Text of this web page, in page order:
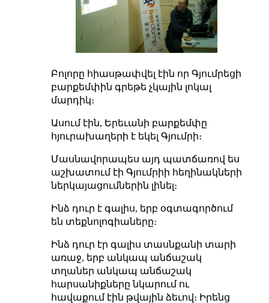
Բոլորը հիասթափվել էին որ Գյումրեցի
բարքեմփին գրեթե չկային լոկալ
մարդիկ։
Ասում էին, Երեւանի բարքեմփը
հյուրախաղերի է եկել Գյումրի։
Մասնավորապես այդ պատճառով ես
աշխատում էի Գյումրիի հեղինակների
ներկայացումներին լինել։
Ինձ դուր է գալիս, երբ օգտագործում
են տեքնոլոգիաները։
Ինձ դուր էր գալիս տասնքանի տարի
առաջ, երբ անկապ անճաշակ
տղաներ անկապ անճաշակ
հարսանիքները նկարում ու
հավաքում էին թվային ձեւով։ Իրենց